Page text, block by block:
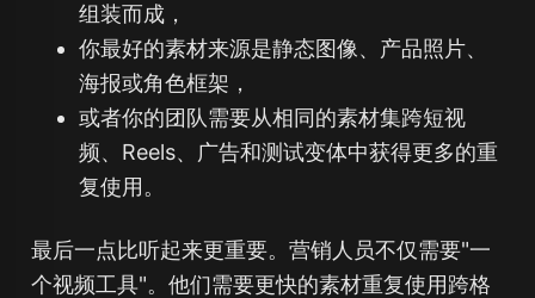
组装而成，
你最好的素材来源是静态图像、产品照片、
海报或角色框架，
或者你的团队需要从相同的素材集跨短视
频、Reels、广告和测试变体中获得更多的重
复使用。
最后一点比听起来更重要。营销人员不仅需要"一
个视频工具"。他们需要更快的素材重复使用跨格